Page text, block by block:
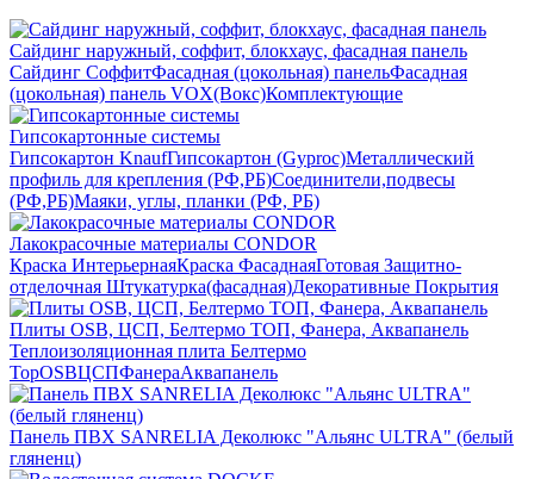
Сайдинг наружный, соффит, блокхаус, фасадная панель
Сайдинг СоффитФасадная (цокольная) панельФасадная
(цокольная) панель VOX(Вокс)Комплектующие
Гипсокартонные системы
Гипсокартон KnaufГипсокартон (Gyproc)Металлический
профиль для крепления (РФ,РБ)Соединители,подвесы
(РФ,РБ)Маяки, углы, планки (РФ, РБ)
Лакокрасочные материалы CONDOR
Краска ИнтерьернаяКраска ФасаднаяГотовая Защитно-
отделочная Штукатурка(фасадная)Декоративные Покрытия
Плиты OSB, ЦСП, Белтермо ТОП, Фанера, Аквапанель
Теплоизоляционная плита Белтермо
TopOSBЦСПФанераАквапанель
Панель ПВХ SANRELIA Деколюкс "Альянс ULTRA" (белый
гляненц)